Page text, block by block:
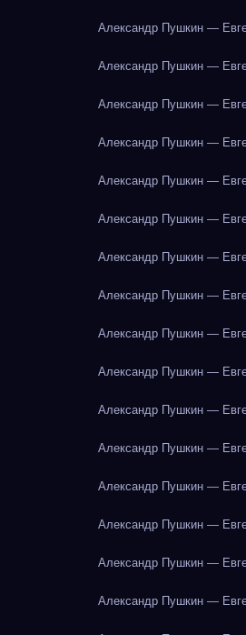
Александр Пушкин —
Александр Пушкин —
Александр Пушкин —
Александр Пушкин —
Александр Пушкин —
Александр Пушкин —
Александр Пушкин —
Александр Пушкин —
Александр Пушкин —
Александр Пушкин —
Александр Пушкин —
Александр Пушкин —
Александр Пушкин —
Александр Пушкин —
Александр Пушкин —
Александр Пушкин —